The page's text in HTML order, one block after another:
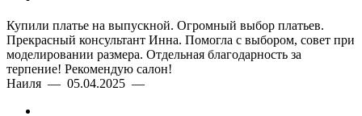
Купили платье на выпускной. Огромный выбор платьев.
Прекрасный консультант Инна. Помогла с выбором, совет при
моделировании размера. Отдельная благодарность за
терпение! Рекомендую салон!
Наиля — 05.04.2025 —